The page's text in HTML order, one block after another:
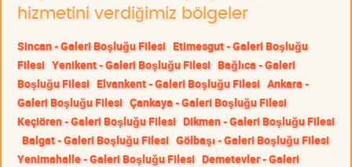
hizmetini verdiğimiz bölgeler
Sincan - Galeri Boşluğu Filesi Etimesgut - Galeri Boşluğu
Filesi Yenikent - Galeri Boşluğu Filesi Bağlıca - Galeri
Boşluğu Filesi Elvankent - Galeri Boşluğu Filesi Ankara -
Galeri Boşluğu Filesi Çankaya - Galeri Boşluğu Filesi
Keçiören - Galeri Boşluğu Filesi Dikmen - Galeri Boşluğu Filesi
Balgat - Galeri Boşluğu Filesi Gölbaşı - Galeri Boşluğu Filesi
Yenimahalle - Galeri Boşluğu Filesi Demetevler - Galeri